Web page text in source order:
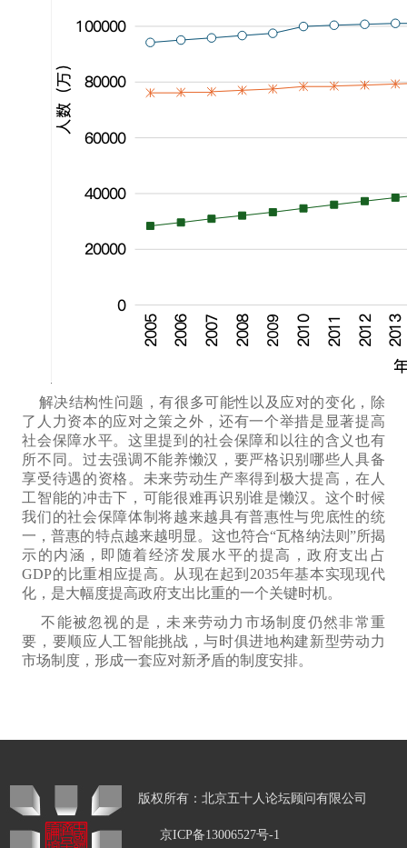
解决结构性问题，有很多可能性以及应对的变化，除
了人力资本的应对之策之外，还有一个举措是 显著提高
社会保障水平。这里提到的社会保障和以往的含义也有
所不同 。过去强调不能养懒汉，要严格识别哪些人具备
享受待遇的资格。未来劳动生产率得到极大提高，在人
工智能的冲击下，可能很难再识别谁是懒汉。这个时候
我们的社会保障体制将越来越具有普惠性与兜底性的统
一 ，普惠的特点越来越明显 。这也符合“瓦格纳法则”所揭
示的内涵 ，即随着经济发展水平的提高，政府支出占
GDP的比重相应提高。从现在起到2035年基本实现现代
化，是大幅度提高政府支出比重的一个关键时机。
不能被忽视的是，未来劳动力市场制度仍然非常重
要，要顺应 人工智能挑战，与时俱进地构建新型劳动力
市场制度，形成一套应对新矛盾的制度安排。
版权所有：北京五十人论坛顾问有限公司
京ICP备13006527号-1